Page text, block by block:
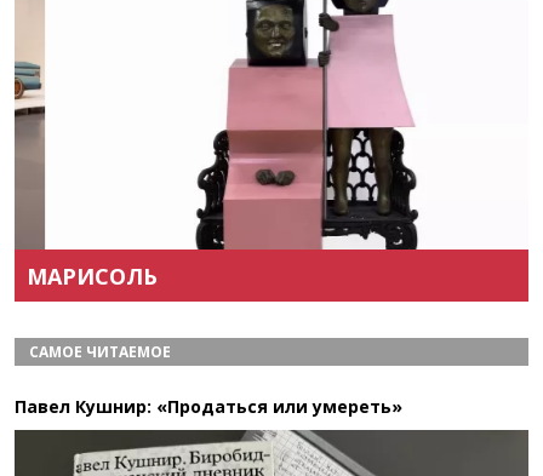
МАРИСОЛЬ
САМОЕ ЧИТАЕМОЕ
Павел Кушнир: «Продаться или умереть»